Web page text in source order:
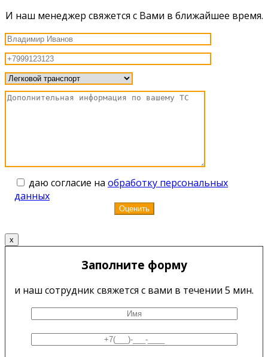
И наш менеджер свяжется с Вами в ближайшее время.
даю согласие на обработку персональных
данных
x
Заполните форму
и наш сотрудник свяжется с вами в течении 5 мин.